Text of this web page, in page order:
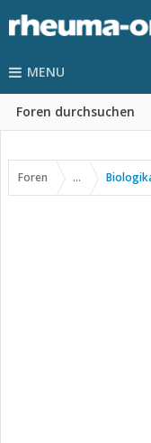
MENU
Foren durchsuchen
Foren ...